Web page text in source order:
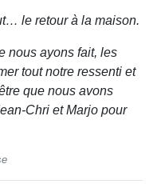
le retour à la maison.
nous ayons fait, les
tout notre ressenti et
que nous avons
Chri et Marjo pour